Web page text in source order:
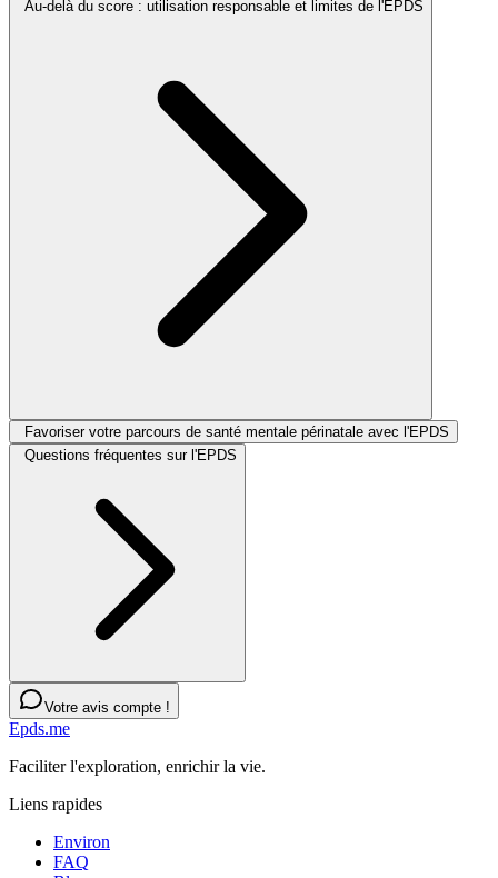
Au‑delà du score : utilisation responsable et limites de l'EPDS
Favoriser votre parcours de santé mentale périnatale avec l'EPDS
Questions fréquentes sur l'EPDS
Votre avis compte !
Epds.me
Faciliter l'exploration, enrichir la vie.
Liens rapides
Environ
FAQ